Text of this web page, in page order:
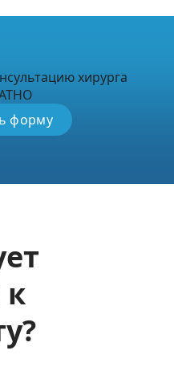
хирурга
форму
к